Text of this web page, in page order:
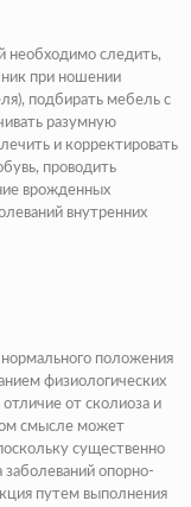
необходимо следить,
при ношении
подбирать мебель с
разумную
и корректировать
проводить
врожденных
внутренних
положения
физиологических
от сколиоза и
смысле может
существенно
заболеваний опорно-
путем выполнения